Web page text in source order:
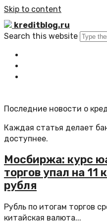
Skip to content
kreditblog.ru
Search this website
Последние новости о
Каждая статья делает
доступнее.
Мосбиржа: курс
торгов упал на 11
рубля
Рубль по итогам торгов
китайская валюта...